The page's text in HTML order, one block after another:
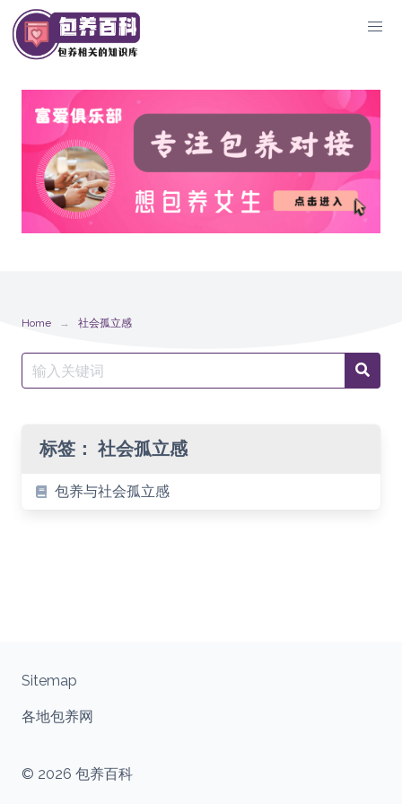
Skip
to
content
Home 社会孤立感
Search
for:
标签： 社会孤立感
包养与社会孤立感
© 2026 包养百科
Sitemap
各地包养网